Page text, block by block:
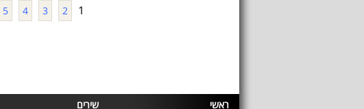
1
2
3
4
5
ראשי שירים